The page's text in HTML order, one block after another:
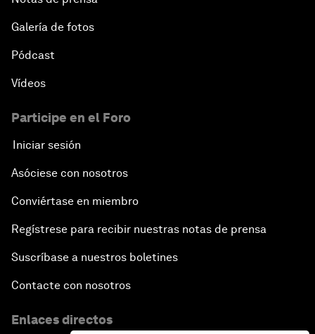
Galería de fotos
Pódcast
Vídeos
Participe en el Foro
Iniciar sesión
Asóciese con nosotros
Conviértase en miembro
Regístrese para recibir nuestras notas de prensa
Suscríbase a nuestros boletines
Contacte con nosotros
Enlaces directos